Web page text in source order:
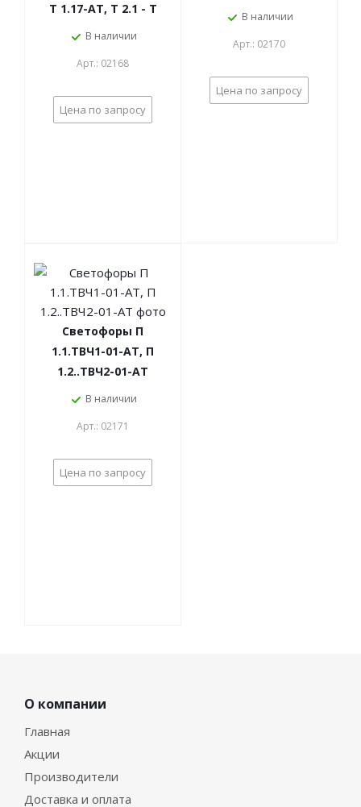
Т 1.17-АТ, Т 2.1 - Т
2.18-АТ
В наличии
Арт.: 02168
Цена по запросу
В наличии
Арт.: 02170
Цена по запросу
Светофоры П
1.1.ТВЧ1-01-АТ, П
1.2..ТВЧ2-01-АТ
В наличии
Арт.: 02171
Цена по запросу
О компании
Главная
Акции
Производители
Доставка и оплата